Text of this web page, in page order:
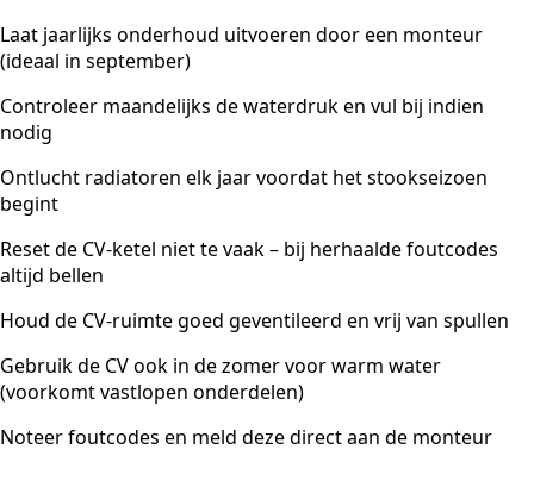
Laat jaarlijks onderhoud uitvoeren door een monteur
(ideaal in september)
Controleer maandelijks de waterdruk en vul bij indien
nodig
Ontlucht radiatoren elk jaar voordat het stookseizoen
begint
Reset de CV-ketel niet te vaak – bij herhaalde foutcodes
altijd bellen
Houd de CV-ruimte goed geventileerd en vrij van spullen
Gebruik de CV ook in de zomer voor warm water
(voorkomt vastlopen onderdelen)
Noteer foutcodes en meld deze direct aan de monteur